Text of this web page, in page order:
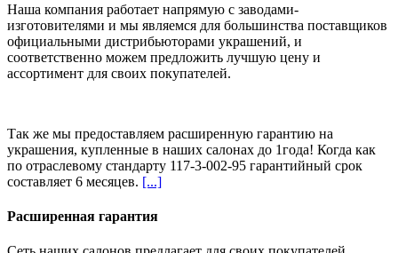
Наша компания работает напрямую с заводами-
изготовителями и мы являемся для большинства поставщиков
официальными дистрибьюторами украшений, и
соответственно можем предложить лучшую цену и
ассортимент для своих покупателей.
Так же мы предоставляем расширенную гарантию на
украшения, купленные в наших салонах до 1года! Когда как
по отраслевому стандарту 117-3-002-95 гарантийный срок
составляет 6 месяцев. [...]
Расширенная гарантия